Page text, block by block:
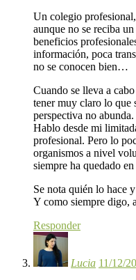
Un colegio
aunque no se reciba
beneficios
información, poca
no se conocen bien…
Cuando se lleva a
tener muy claro lo que
perspectiva no abunda.
Hablo desde mi
profesional. Pero lo
organismos a nivel
siempre ha quedado
Se nota quién lo hace
Y como siempre digo,
Responder
Lucia 11/12/